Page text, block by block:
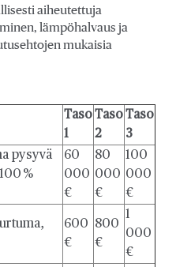
aiheutettuja
lämpöhalvaus ja
mukaisia
Taso
1
Taso
2
Taso
3
pysyvä
%
60
000
€
80
000
€
100
000
€
600
€
800
€
1
000
€